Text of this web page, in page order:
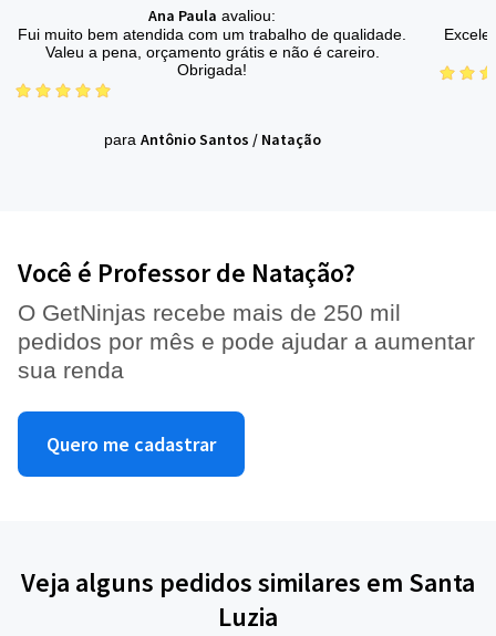
Ana Paula avaliou:
Fui muito bem atendida com um trabalho de qualidade.
Valeu a pena, orçamento grátis e não é careiro.
Obrigada!
para Antônio Santos / Natação
Você é Professor de Natação?
O GetNinjas recebe mais de 250 mil
pedidos por mês e pode ajudar a aumentar
sua renda
Quero me cadastrar
Veja alguns pedidos similares em Santa
Luzia